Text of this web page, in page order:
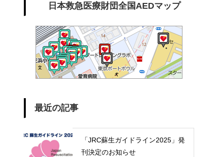
日本救急医療財団全国AEDマップ
最近の記事
「JRC蘇生ガイドライン2025」発
刊決定のお知らせ